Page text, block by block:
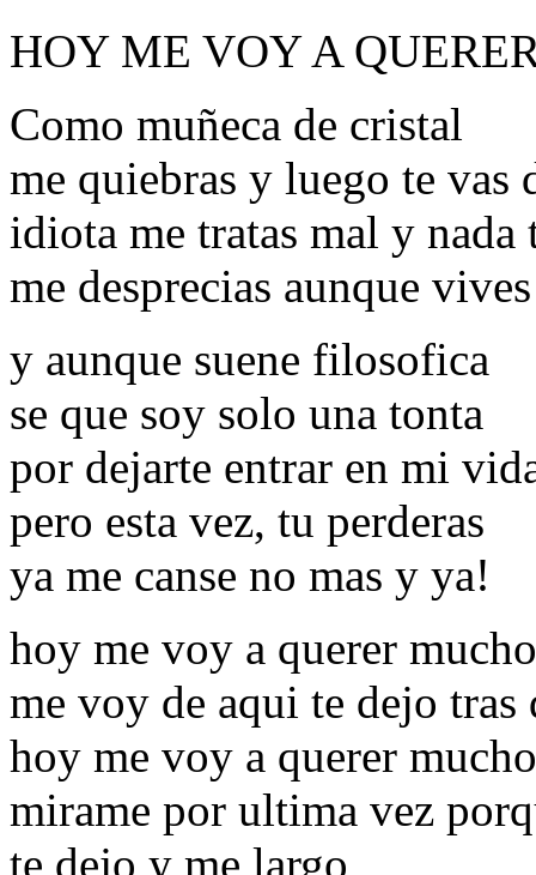
HOY ME VOY A
Como muñeca de cristal
me quiebras y luego te vas
idiota me tratas mal y nada
me desprecias aunque
y aunque suene filosofica
se que soy solo una tonta
por dejarte entrar en mi
pero esta vez, tu perderas
ya me canse no mas y ya!
hoy me voy a querer
me voy de aqui te dejo tras
hoy me voy a querer
mirame por ultima vez
te dejo y me largo